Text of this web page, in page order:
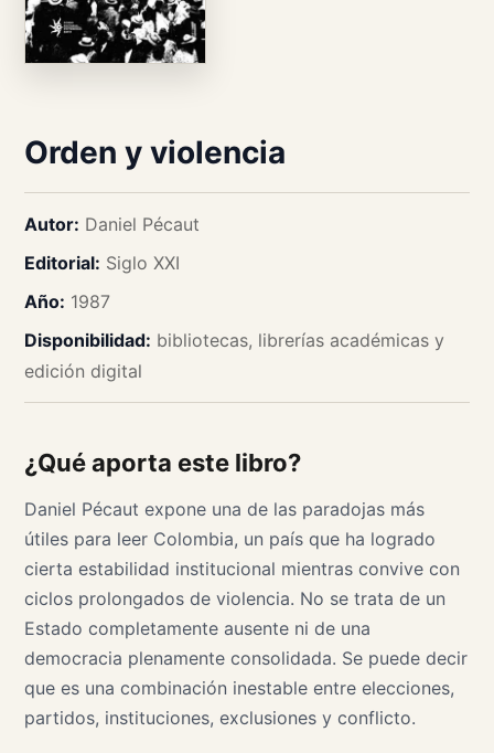
Orden y violencia
Autor: Daniel Pécaut
Editorial: Siglo XXI
Año: 1987
Disponibilidad: bibliotecas, librerías académicas y
edición digital
¿Qué aporta este libro?
Daniel Pécaut expone una de las paradojas más
útiles para leer Colombia, un país que ha logrado
cierta estabilidad institucional mientras convive con
ciclos prolongados de violencia. No se trata de un
Estado completamente ausente ni de una
democracia plenamente consolidada. Se puede decir
que es una combinación inestable entre elecciones,
partidos, instituciones, exclusiones y conflicto.